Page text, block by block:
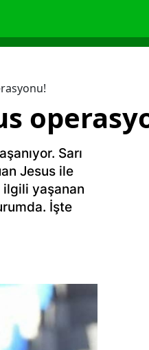
Sarı
Jesus ile
ilgili yaşanan
İşte